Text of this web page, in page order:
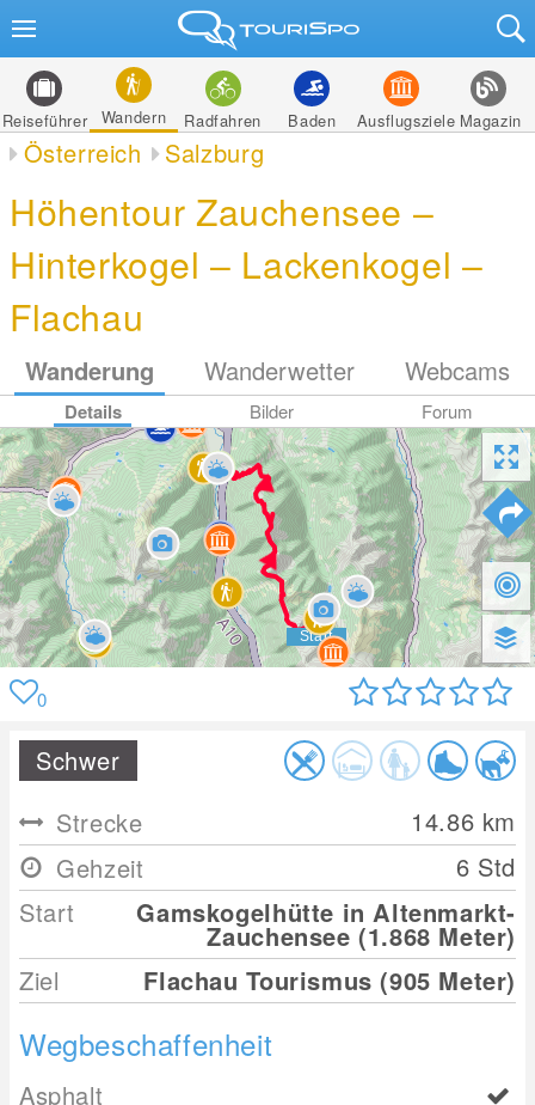
Reiseführer Wandern Radfahren Baden Ausflugsziele Magazin
Österreich Salzburg
Höhentour Zauchensee –
Hinterkogel – Lackenkogel –
Flachau
Wanderung Wanderwetter Webcams
Details Bilder Forum
0
Schwer
Strecke
14.86 km
Gehzeit
6 Std
Start
Gamskogelhütte in Altenmarkt-
Zauchensee (1.868 Meter)
Ziel
Flachau Tourismus (905 Meter)
Wegbeschaffenheit
Asphalt